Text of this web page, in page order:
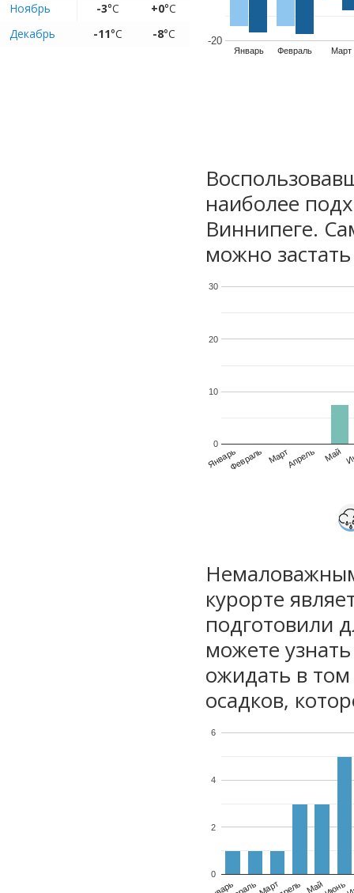
Ноябрь
-3°C +0°C
Декабрь
-11°C -8°C
Январь Февраль Март
-20
наиболее
Виннипеге.
можно
ЯнварьФевраль МартАпрель Май
0
10
20
30
курорте
подготовили
можете
ожидать в
осадков,
Март МайИюнь
0
2
4
6